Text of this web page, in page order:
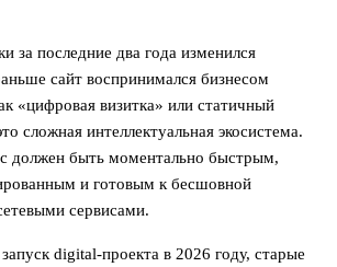
за последние два года изменился
сайт воспринимался бизнесом
«цифровая визитка» или статичный
сложная интеллектуальная экосистема.
должен быть моментально быстрым,
и готовым к бесшовной
сервисами.
digital-проекта в 2026 году, старые